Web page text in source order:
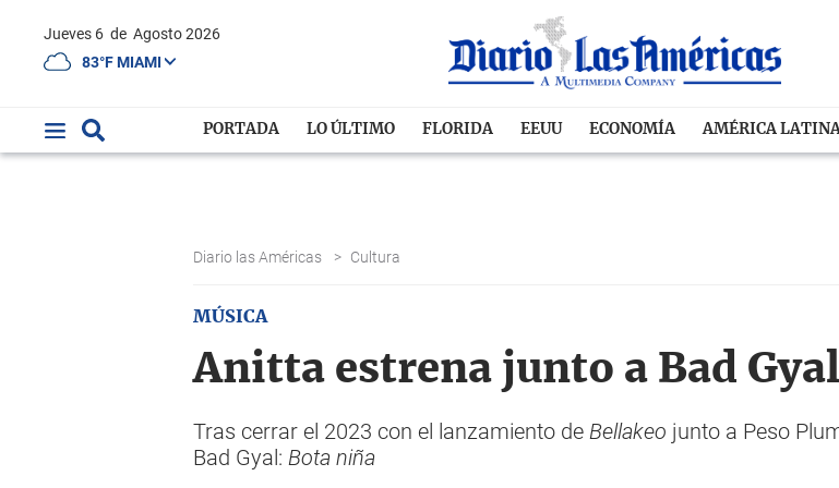
Jueves 6 de Agosto 2026
83°F MIAMI
PORTADA LO ÚLTIMO FLORIDA EEUU ECONOMÍA AMÉRICA
Diario las Américas > Cultura
MÚSICA
Anitta estrena junto a Bad
Tras cerrar el 2023 con el lanzamiento de Bellakeo junto a Peso
Bad Gyal: Bota niña